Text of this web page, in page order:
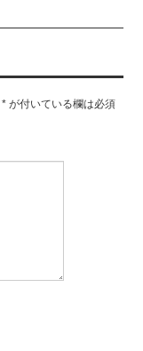
* が付いている欄は必須